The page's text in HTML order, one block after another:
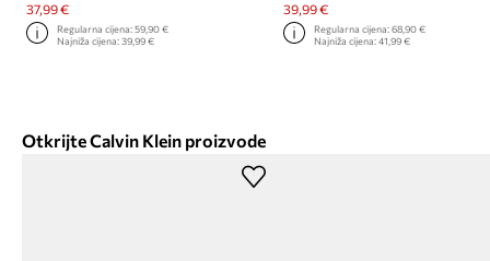
37,99 €
Regularna cijena:59,90 €
Najniža cijena:39,99 €
39,99 €
Regularna cijena: 68,90 €
Najniža cijena: 41,99 €
Otkrijte Calvin Klein proizvode